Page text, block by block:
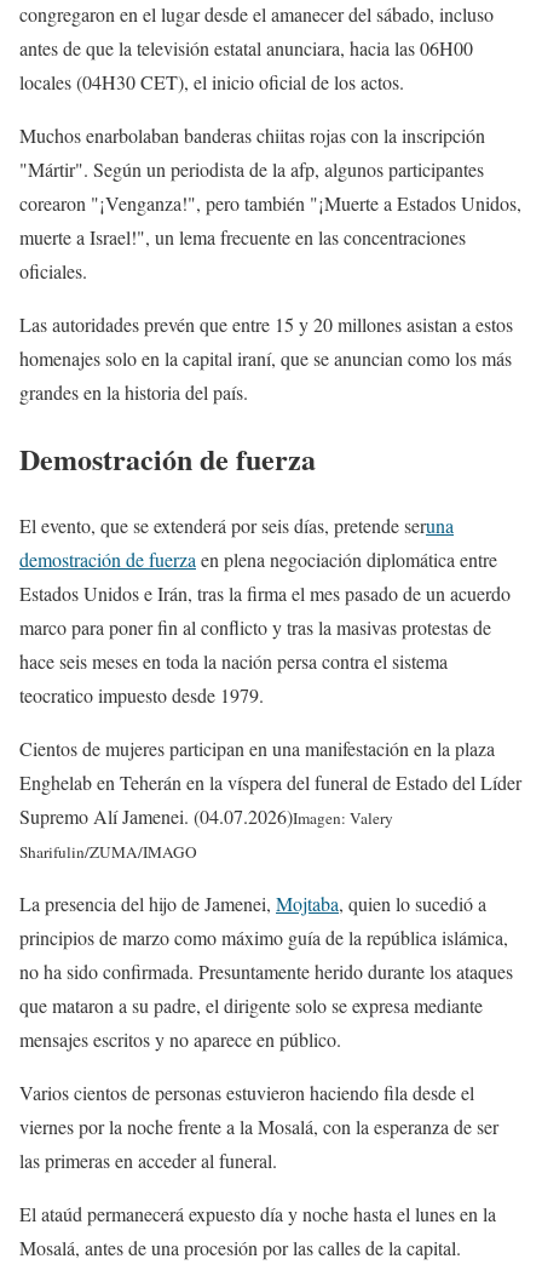
congregaron en el lugar desde el amanecer del sábado, incluso
antes de que la televisión estatal anunciara, hacia las 06H00
locales (04H30 CET), el inicio oficial de los actos.
Muchos enarbolaban banderas chiitas rojas con la inscripción
"Mártir". Según un periodista de la afp, algunos participantes
corearon "¡Venganza!", pero también "¡Muerte a Estados Unidos,
muerte a Israel!", un lema frecuente en las concentraciones
oficiales.
Las autoridades prevén que entre 15 y 20 millones asistan a estos
homenajes solo en la capital iraní, que se anuncian como los más
grandes en la historia del país.
Demostración de fuerza
El evento, que se extenderá por seis días, pretende seruna
demostración de fuerza en plena negociación diplomática entre
Estados Unidos e Irán, tras la firma el mes pasado de un acuerdo
marco para poner fin al conflicto y tras la masivas protestas de
hace seis meses en toda la nación persa contra el sistema
teocratico impuesto desde 1979.
Cientos de mujeres participan en una manifestación en la plaza
Enghelab en Teherán en la víspera del funeral de Estado del Líder
Supremo Alí Jamenei. (04.07.2026)Imagen: Valery
Sharifulin/ZUMA/IMAGO
La presencia del hijo de Jamenei, Mojtaba, quien lo sucedió a
principios de marzo como máximo guía de la república islámica,
no ha sido confirmada. Presuntamente herido durante los ataques
que mataron a su padre, el dirigente solo se expresa mediante
mensajes escritos y no aparece en público.
Varios cientos de personas estuvieron haciendo fila desde el
viernes por la noche frente a la Mosalá, con la esperanza de ser
las primeras en acceder al funeral.
El ataúd permanecerá expuesto día y noche hasta el lunes en la
Mosalá, antes de una procesión por las calles de la capital.